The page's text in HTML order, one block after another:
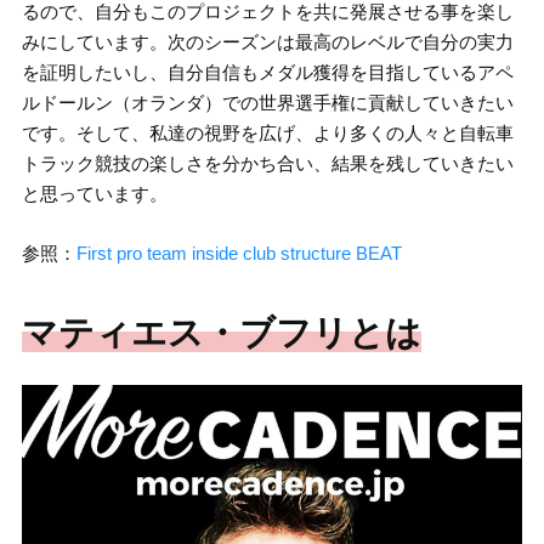
るので、自分もこのプロジェクトを共に発展させる事を楽し
みにしています。次のシーズンは最高のレベルで自分の実力
を証明したいし、自分自信もメダル獲得を目指しているアペ
ルドールン（オランダ）での世界選手権に貢献していきたい
です。そして、私達の視野を広げ、より多くの人々と自転車
トラック競技の楽しさを分かち合い、結果を残していきたい
と思っています。
参照： First pro team inside club structure BEAT
マティエス・ブフリとは